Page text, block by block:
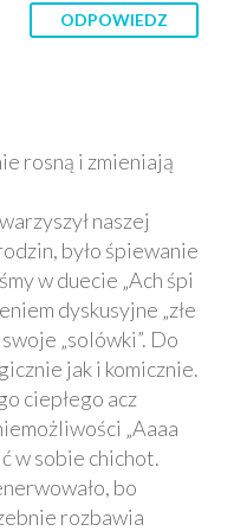
ODPOWIEDZ
rosną i zmieniają
naszej
było śpiewanie
w duecie „Ach śpi
dyskusyjne „złe
„solówki”. Do
jak i komicznie.
ciepłego acz
„Aaaa
w sobie chichot.
bo
rozbawia